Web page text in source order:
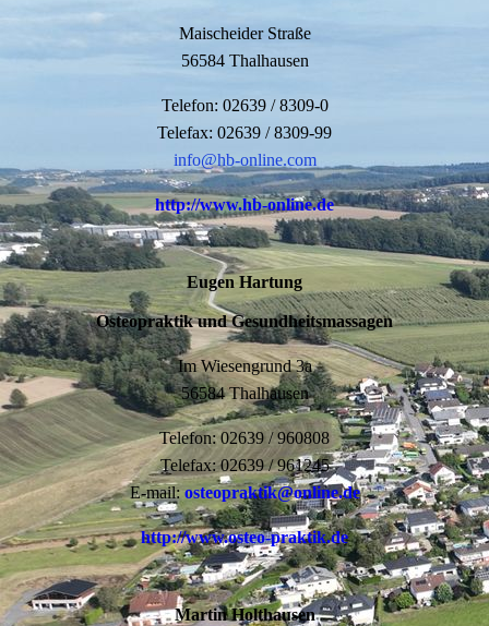
Maischeider Straße
56584 Thalhausen
Telefon: 02639 / 8309-0
Telefax: 02639 / 8309-99
info@hb-online.com
http://www.hb-online.de
Eugen Hartung
Osteopraktik und Gesundheitsmassagen
Im Wiesengrund 3a
56584 Thalhausen
Telefon: 02639 / 960808
Telefax: 02639 / 961245
E-mail:osteopraktik@online.de
http://www.osteo-praktik.de
Martin Holthausen